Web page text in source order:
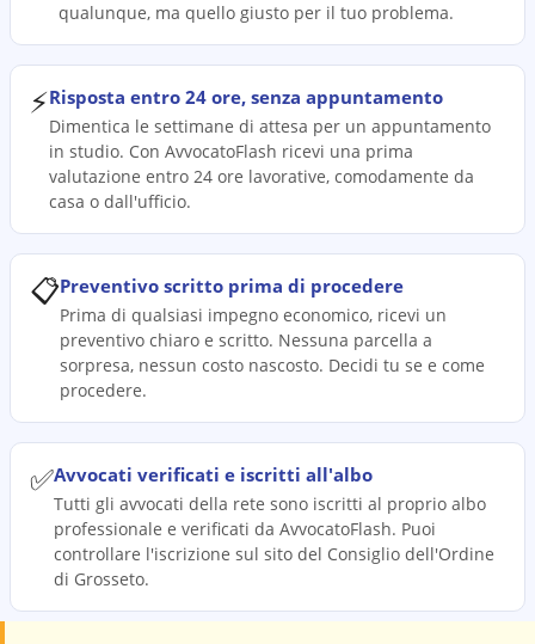
qualunque, ma quello giusto per il tuo problema.
⚡Risposta entro 24 ore, senza appuntamento
Dimentica le settimane di attesa per un appuntamento
in studio. Con AvvocatoFlash ricevi una prima
valutazione entro 24 ore lavorative, comodamente da
casa o dall'ufficio.
📋Preventivo scritto prima di procedere
Prima di qualsiasi impegno economico, ricevi un
preventivo chiaro e scritto. Nessuna parcella a
sorpresa, nessun costo nascosto. Decidi tu se e come
procedere.
✅Avvocati verificati e iscritti all'albo
Tutti gli avvocati della rete sono iscritti al proprio albo
professionale e verificati da AvvocatoFlash. Puoi
controllare l'iscrizione sul sito del Consiglio dell'Ordine
di Grosseto.